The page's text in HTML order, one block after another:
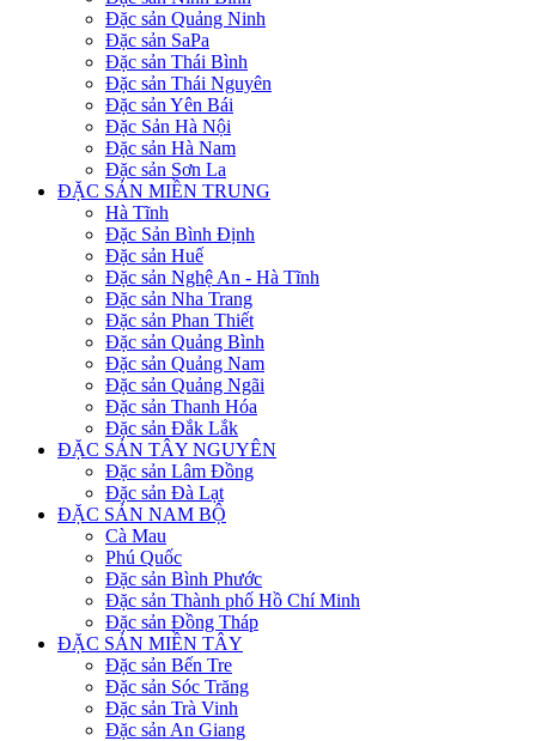
Đặc sản Quảng Ninh
Đặc sản SaPa
Đặc sản Thái Bình
Đặc sản Thái Nguyên
Đặc sản Yên Bái
Đặc Sản Hà Nội
Đặc sản Hà Nam
Đặc sản Sơn La
ĐẶC SẢN MIỀN TRUNG
Hà Tĩnh
Đặc Sản Bình Định
Đặc sản Huế
Đặc sản Nghệ An - Hà Tĩnh
Đặc sản Nha Trang
Đặc sản Phan Thiết
Đặc sản Quảng Bình
Đặc sản Quảng Nam
Đặc sản Quảng Ngãi
Đặc sản Thanh Hóa
Đặc sản Đắk Lắk
ĐẶC SẢN TÂY NGUYÊN
Đặc sản Lâm Đồng
Đặc sản Đà Lạt
ĐẶC SẢN NAM BỘ
Cà Mau
Phú Quốc
Đặc sản Bình Phước
Đặc sản Thành phố Hồ Chí Minh
Đặc sản Đồng Tháp
ĐẶC SẢN MIỀN TÂY
Đặc sản Bến Tre
Đặc sản Sóc Trăng
Đặc sản Trà Vinh
Đặc sản An Giang